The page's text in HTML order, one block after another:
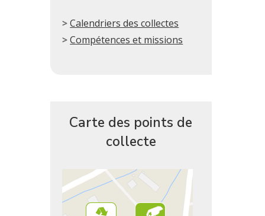
Calendriers des collectes
Compétences et missions
Carte des points de
collecte